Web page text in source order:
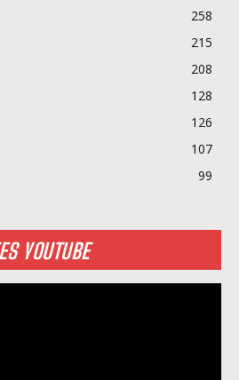
258
215
208
128
126
107
99
YOUTUBE